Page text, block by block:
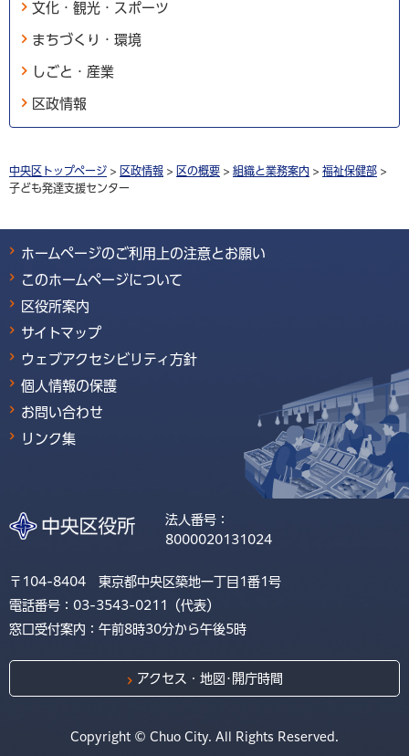
文化・観光・スポーツ
まちづくり・環境
しごと・産業
区政情報
中央区トップページ > 区政情報 > 区の概要 > 組織と業務案内 > 福祉保健部 >
子ども発達支援センター
ホームページのご利用上の注意とお願い
このホームページについて
区役所案内
サイトマップ
ウェブアクセシビリティ方針
個人情報の保護
お問い合わせ
リンク集
法人番号：
8000020131024
〒104-8404 東京都中央区築地一丁目1番1号
電話番号：03-3543-0211（代表）
窓口受付案内：午前8時30分から午後5時
アクセス・地図･開庁時間
Copyright © Chuo City. All Rights Reserved.